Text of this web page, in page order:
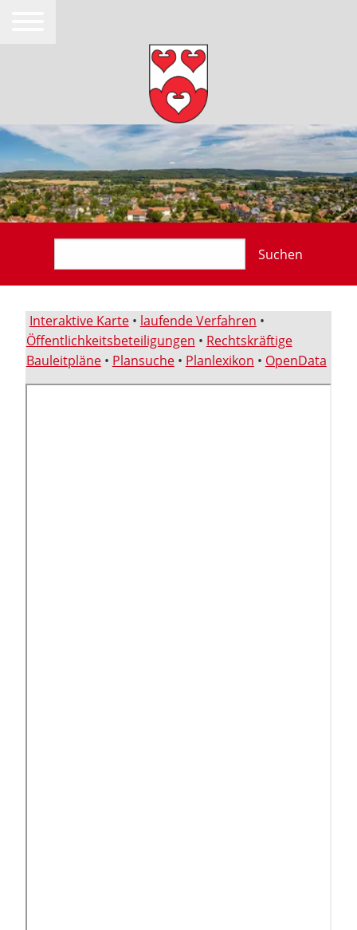
Suchen
Interaktive Karte• laufende Verfahren •
Öffentlichkeitsbeteiligungen • Rechtskräftige
Bauleitpläne• Plansuche• Planlexikon • OpenData